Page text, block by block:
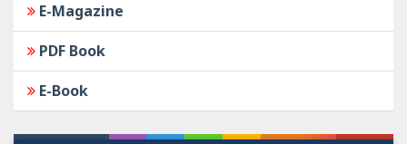
E-Magazine
PDF Book
E-Book